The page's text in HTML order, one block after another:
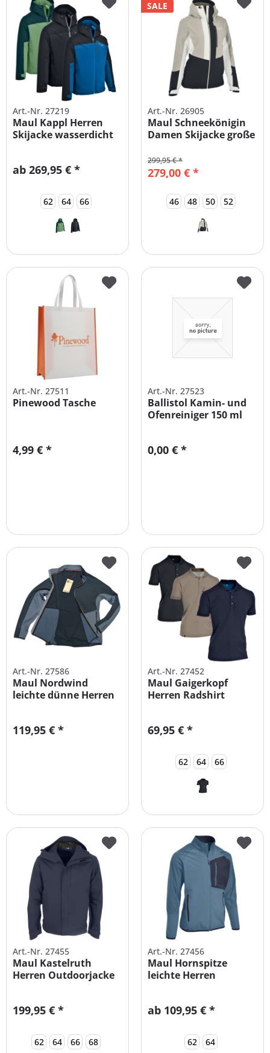
Art.-Nr. 27219
Maul Kappl Herren
Skijacke wasserdicht
ab 269,95 € *
62 64 66
SALE
Art.-Nr. 26905
Maul Schneekönigin
Damen Skijacke große
279,00 € *
299,95 € *
46 48 50 52
Art.-Nr. 27511
Pinewood Tasche
4,99 € *
Art.-Nr. 27523
Ballistol Kamin- und
Ofenreiniger 150 ml
0,00 € *
Art.-Nr. 27586
Maul Nordwind
leichte dünne Herren
119,95 € *
Art.-Nr. 27452
Maul Gaigerkopf
Herren Radshirt
69,95 € *
62 64 66
Art.-Nr. 27455
Maul Kastelruth
Herren Outdoorjacke
199,95 € *
62 64 66 68
Art.-Nr. 27456
Maul Hornspitze
leichte Herren
ab 109,95 € *
62 64